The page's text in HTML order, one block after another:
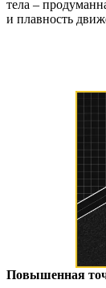
тела –
и плавность
Повышенная